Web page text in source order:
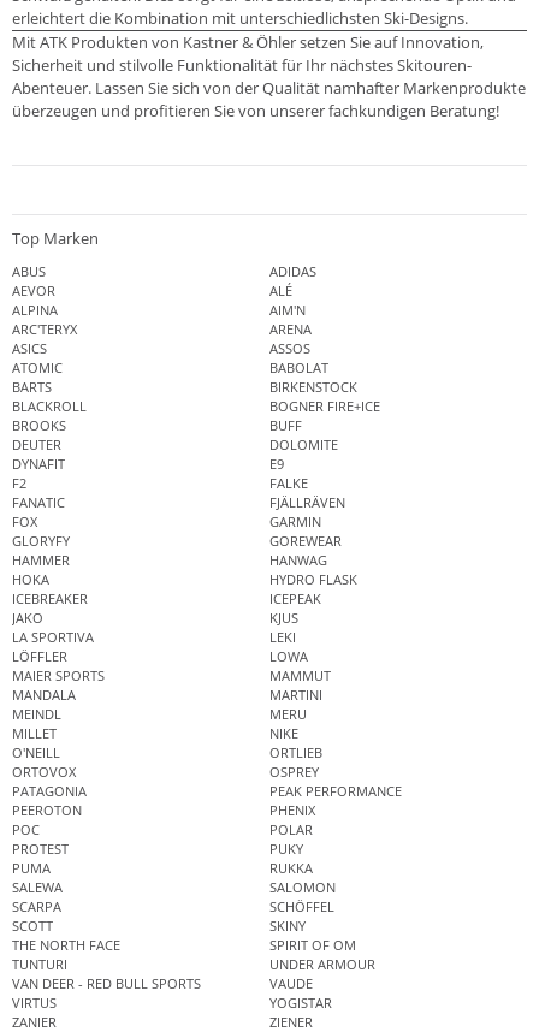
erleichtert die Kombination mit unterschiedlichsten Ski-Designs.
Mit ATK Produkten von Kastner & Öhler setzen Sie auf Innovation,
Sicherheit und stilvolle Funktionalität für Ihr nächstes Skitouren-
Abenteuer. Lassen Sie sich von der Qualität namhafter Markenprodukte
überzeugen und profitieren Sie von unserer fachkundigen Beratung!
Top Marken
ABUS
ADIDAS
AEVOR
ALÉ
ALPINA
AIM'N
ARC'TERYX
ARENA
ASICS
ASSOS
ATOMIC
BABOLAT
BARTS
BIRKENSTOCK
BLACKROLL
BOGNER FIRE+ICE
BROOKS
BUFF
DEUTER
DOLOMITE
DYNAFIT
E9
F2
FALKE
FANATIC
FJÄLLRÄVEN
FOX
GARMIN
GLORYFY
GOREWEAR
HAMMER
HANWAG
HOKA
HYDRO FLASK
ICEBREAKER
ICEPEAK
JAKO
KJUS
LA SPORTIVA
LEKI
LÖFFLER
LOWA
MAIER SPORTS
MAMMUT
MANDALA
MARTINI
MEINDL
MERU
MILLET
NIKE
O'NEILL
ORTLIEB
ORTOVOX
OSPREY
PATAGONIA
PEAK PERFORMANCE
PEEROTON
PHENIX
POC
POLAR
PROTEST
PUKY
PUMA
RUKKA
SALEWA
SALOMON
SCARPA
SCHÖFFEL
SCOTT
SKINY
THE NORTH FACE
SPIRIT OF OM
TUNTURI
UNDER ARMOUR
VAN DEER - RED BULL SPORTS
VAUDE
VIRTUS
YOGISTAR
ZANIER
ZIENER